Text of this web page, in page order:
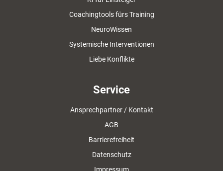
Coachingtools fürs Training
NeuroWissen
Systemische Interventionen
Liebe Konflikte
Service
Ansprechpartner / Kontakt
AGB
Barrierefreiheit
Datenschutz